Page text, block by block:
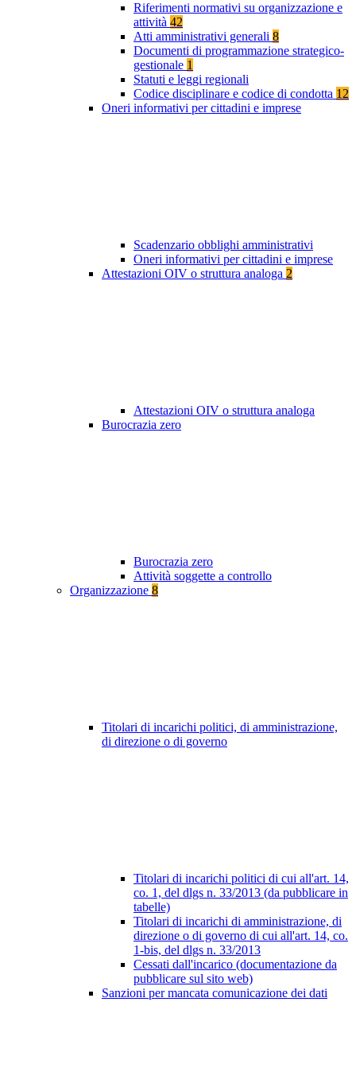
Riferimenti normativi su organizzazione e
attività 42
Atti amministrativi generali 8
Documenti di programmazione strategico-
gestionale 1
Statuti e leggi regionali
Codice disciplinare e codice di condotta 12
Oneri informativi per cittadini e imprese
Scadenzario obblighi amministrativi
Oneri informativi per cittadini e imprese
Attestazioni OIV o struttura analoga 2
Attestazioni OIV o struttura analoga
Burocrazia zero
Burocrazia zero
Attività soggette a controllo
Organizzazione 8
Titolari di incarichi politici, di amministrazione,
di direzione o di governo
Titolari di incarichi politici di cui all'art. 14,
co. 1, del dlgs n. 33/2013 (da pubblicare in
tabelle)
Titolari di incarichi di amministrazione, di
direzione o di governo di cui all'art. 14, co.
1-bis, del dlgs n. 33/2013
Cessati dall'incarico (documentazione da
pubblicare sul sito web)
Sanzioni per mancata comunicazione dei dati